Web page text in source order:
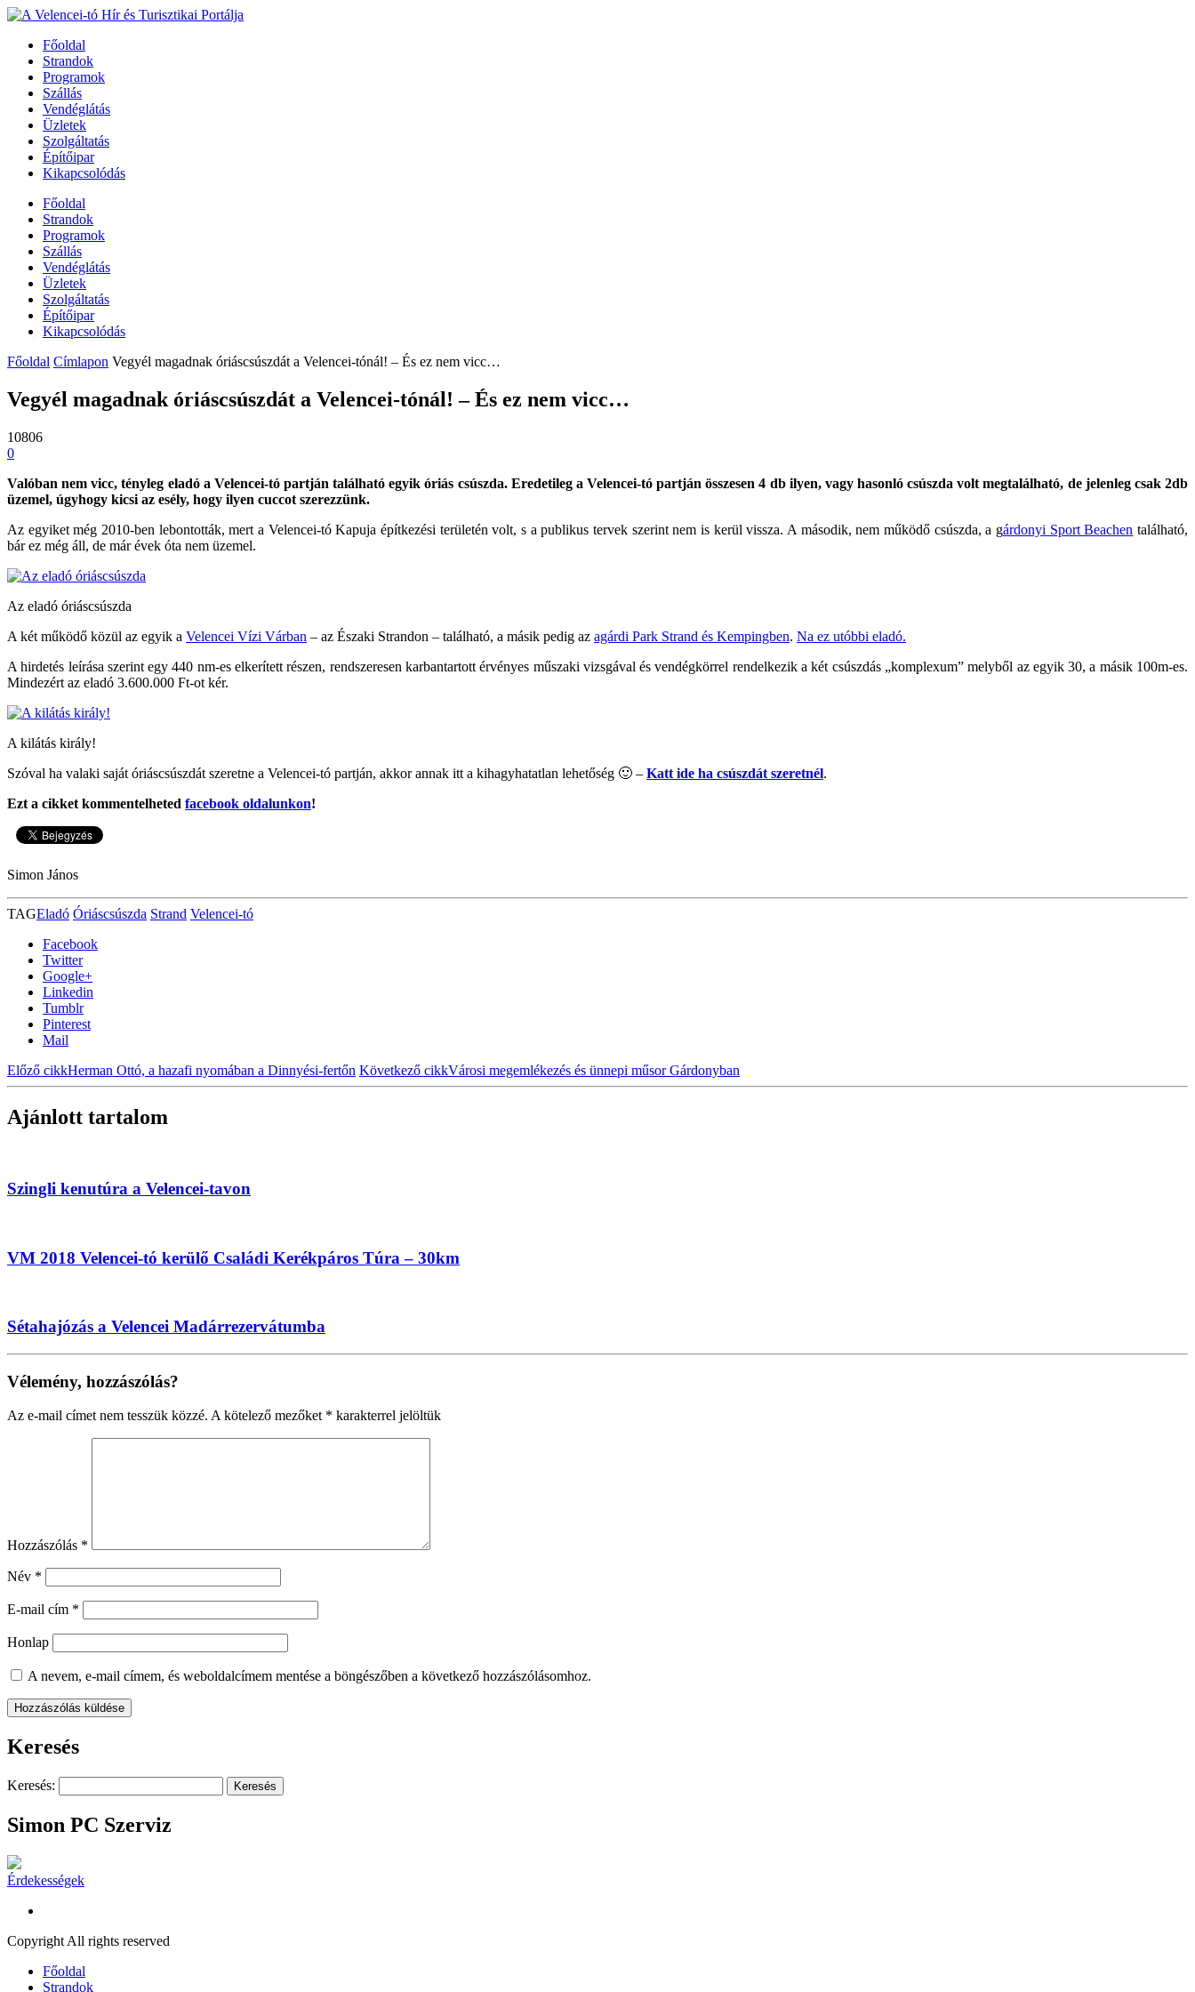
Főoldal
Strandok
Programok
Szállás
Vendéglátás
Üzletek
Szolgáltatás
Építőipar
Kikapcsolódás
Főoldal
Strandok
Programok
Szállás
Vendéglátás
Üzletek
Szolgáltatás
Építőipar
Kikapcsolódás
Főoldal Címlapon Vegyél magadnak óriáscsúszdát a Velencei-tónál! – És ez nem vicc…
Vegyél magadnak óriáscsúszdát a Velencei-tónál! – És ez nem vicc…
10806
0
Valóban nem vicc, tényleg eladó a Velencei-tó partján található egyik óriás csúszda. Eredetileg a Velencei-tó partján összesen 4 db ilyen, vagy hasonló csúszda volt megtalálható, de jelenleg csak 2db
üzemel, úgyhogy kicsi az esély, hogy ilyen cuccot szerezzünk.
Az egyiket még 2010-ben lebontották, mert a Velencei-tó Kapuja építkezési területén volt, s a publikus tervek szerint nem is kerül vissza. A második, nem működő csúszda, a gárdonyi Sport Beachen található,
bár ez még áll, de már évek óta nem üzemel.
Az eladó óriáscsúszda
A két működő közül az egyik a Velencei Vízi Várban – az Északi Strandon – található, a másik pedig az agárdi Park Strand és Kempingben. Na ez utóbbi eladó.
A hirdetés leírása szerint egy 440 nm-es elkerített részen, rendszeresen karbantartott érvényes műszaki vizsgával és vendégkörrel rendelkezik a két csúszdás „komplexum” melyből az egyik 30, a másik 100m-es.
Mindezért az eladó 3.600.000 Ft-ot kér.
A kilátás király!
Szóval ha valaki saját óriáscsúszdát szeretne a Velencei-tó partján, akkor annak itt a kihagyhatatlan lehetőség 🙂 – Katt ide ha csúszdát szeretnél.
Ezt a cikket kommentelheted facebook oldalunkon!
Simon János
TAGEladó Óriáscsúszda Strand Velencei-tó
Facebook
Twitter
Google+
Linkedin
Tumblr
Pinterest
Mail
Előző cikkHerman Ottó, a hazafi nyomában a Dinnyési-fertőn Következő cikkVárosi megemlékezés és ünnepi műsor Gárdonyban
Ajánlott tartalom
Szingli kenutúra a Velencei-tavon
VM 2018 Velencei-tó kerülő Családi Kerékpáros Túra – 30km
Sétahajózás a Velencei Madárrezervátumba
Vélemény, hozzászólás?
Az e-mail címet nem tesszük közzé. A kötelező mezőket * karakterrel jelöltük
Hozzászólás *
Név *
E-mail cím *
Honlap
A nevem, e-mail címem, és weboldalcímem mentése a böngészőben a következő hozzászólásomhoz.
Keresés
Keresés:
Simon PC Szerviz
Érdekességek
Copyright All rights reserved
Főoldal
Strandok